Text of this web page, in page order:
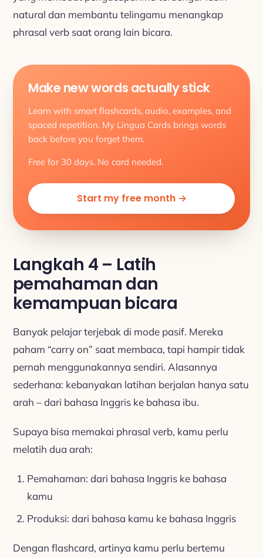
natural dan membantu telingamu menangkap
phrasal verb saat orang lain bicara.
Make new words actually stick
Learn with smart flashcards, audio, examples, and
spaced repetition. My Lingua Cards brings words
back before you forget them.
Free for 30 days. No card needed.
Start my free month →
Langkah 4 – Latih
pemahaman dan
kemampuan bicara
Banyak pelajar terjebak di mode pasif. Mereka
paham “carry on” saat membaca, tapi hampir tidak
pernah menggunakannya sendiri. Alasannya
sederhana: kebanyakan latihan berjalan hanya satu
arah – dari bahasa Inggris ke bahasa ibu.
Supaya bisa memakai phrasal verb, kamu perlu
melatih dua arah:
Pemahaman: dari bahasa Inggris ke bahasa
kamu
Produksi: dari bahasa kamu ke bahasa Inggris
Dengan flashcard, artinya kamu perlu bertemu